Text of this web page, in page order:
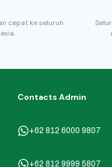
cepat ke seluruh
Contacts Admin
+62 812 6000 9807
+62 812 9999 5807